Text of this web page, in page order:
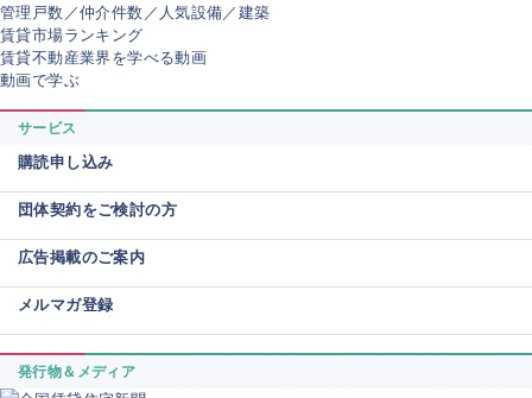
管理戸数／仲介件数／人気設備／建築
賃貸市場ランキング
賃貸不動産業界を学べる動画
動画で学ぶ
サービス
購読申し込み
団体契約をご検討の方
広告掲載のご案内
メルマガ登録
発行物＆メディア